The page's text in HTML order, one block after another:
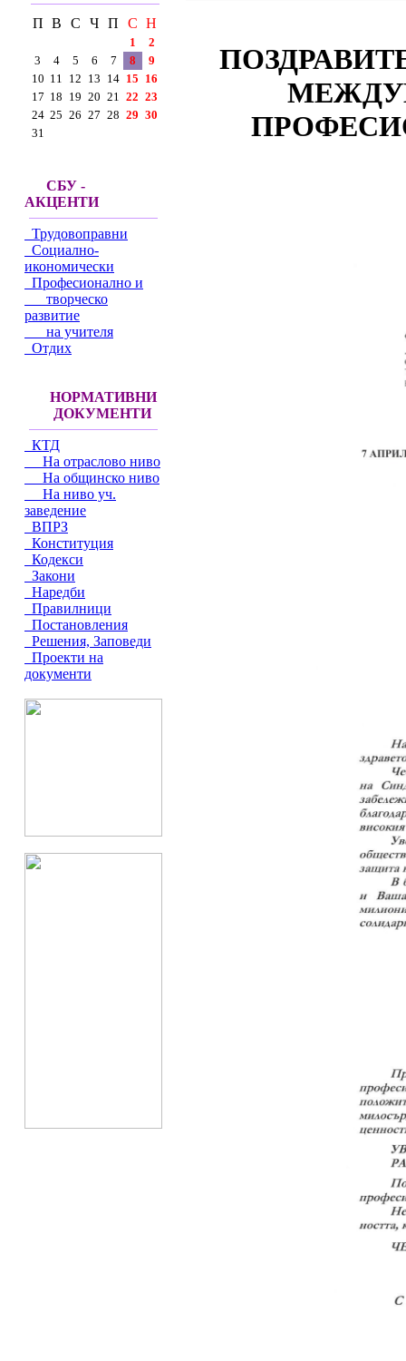
П В С Ч П С Н
1
2
3
4 5 6 7 8
9
10 11 12 13 14 15 16
17 18 19 20 21 22 23
24 25 26 27 28 29 30
31
СБУ -
АКЦЕНТИ
Трудовоправни
Социално-
икономически
Професионално и
творческо
развитие
на учителя
Отдих
НОРМАТИВНИ
ДОКУМЕНТИ
КТД
На отраслово ниво
На общинско ниво
На ниво уч.
заведение
ВПРЗ
Конституция
Кодекси
Закони
Наредби
Правилници
Постановления
Решения, Заповеди
Проекти на
документи